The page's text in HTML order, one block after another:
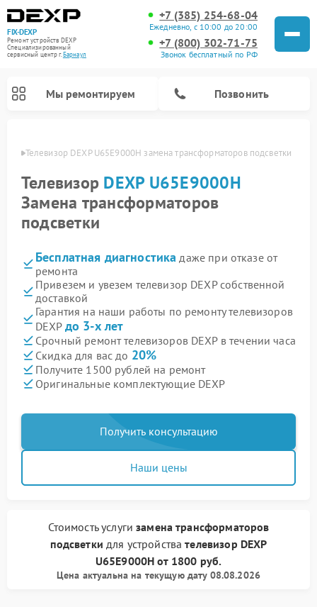
FIX-DEXP
Ремонт устройств DEXP
Специализированный
cервисный центр г.Барнаул
+7 (385) 254-68-04
Ежедневно, с 10:00 до 20:00
+7 (800) 302-71-75
Звонок бесплатный по РФ
Мы ремонтируем Позвонить
Телевизор DEXP U65E9000H замена трансформаторов подсветки
Телевизор DEXP U65E9000H
Замена трансформаторов
подсветки
Бесплатная диагностика даже при отказе от
ремонта
Привезем и увезем телевизор DEXP собственной
доставкой
Гарантия на наши работы по ремонту телевизоров
DEXP до 3-х лет
Срочный ремонт телевизоров DEXP в течении часа
Скидка для вас до 20%
Получите 1500 рублей на ремонт
Оригинальные комплектующие DEXP
Получить консультацию
Наши цены
Стоимость услугизамена трансформаторов
подсветки для устройствателевизор DEXP
U65E9000Hот 1800 руб.
Цена актуальна на текущую дату 08.08.2026